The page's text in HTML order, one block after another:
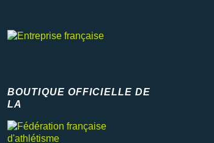
BOUTIQUE OFFICIELLE DE
LA